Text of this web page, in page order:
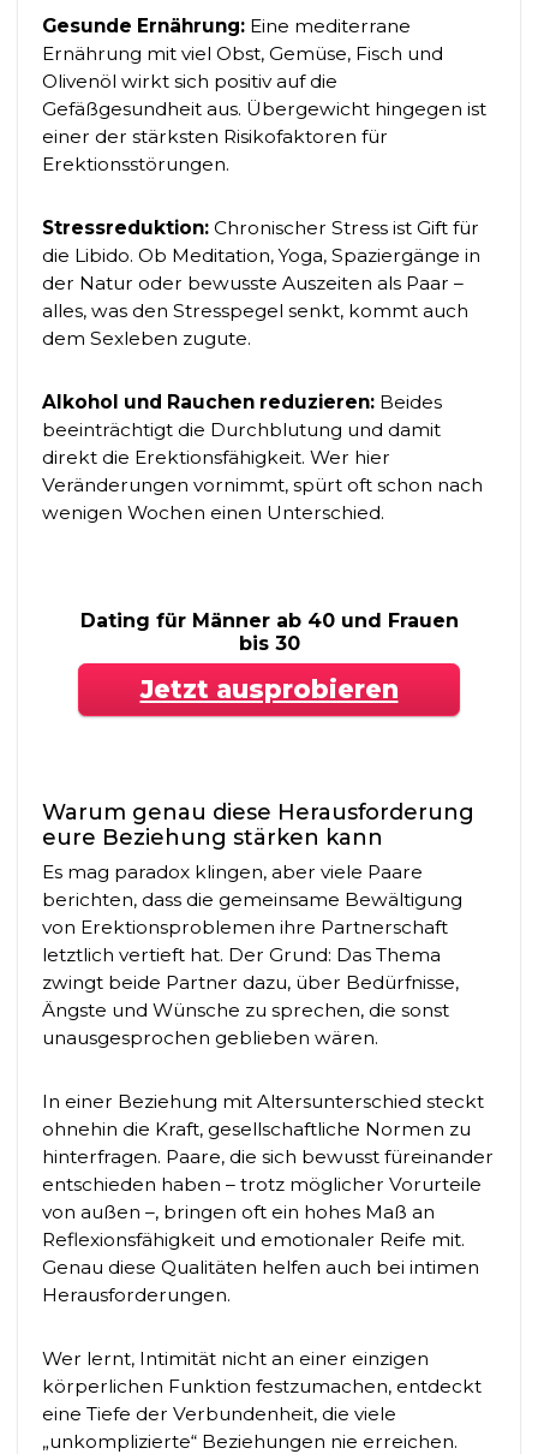
Gesunde Ernährung: Eine mediterrane
Ernährung mit viel Obst, Gemüse, Fisch und
Olivenöl wirkt sich positiv auf die
Gefäßgesundheit aus. Übergewicht hingegen ist
einer der stärksten Risikofaktoren für
Erektionsstörungen.
Stressreduktion: Chronischer Stress ist Gift für
die Libido. Ob Meditation, Yoga, Spaziergänge in
der Natur oder bewusste Auszeiten als Paar –
alles, was den Stresspegel senkt, kommt auch
dem Sexleben zugute.
Alkohol und Rauchen reduzieren: Beides
beeinträchtigt die Durchblutung und damit
direkt die Erektionsfähigkeit. Wer hier
Veränderungen vornimmt, spürt oft schon nach
wenigen Wochen einen Unterschied.
Dating für Männer ab 40 und Frauen
bis 30
Jetzt ausprobieren
Warum genau diese Herausforderung
eure Beziehung stärken kann
Es mag paradox klingen, aber viele Paare
berichten, dass die gemeinsame Bewältigung
von Erektionsproblemen ihre Partnerschaft
letztlich vertieft hat. Der Grund: Das Thema
zwingt beide Partner dazu, über Bedürfnisse,
Ängste und Wünsche zu sprechen, die sonst
unausgesprochen geblieben wären.
In einer Beziehung mit Altersunterschied steckt
ohnehin die Kraft, gesellschaftliche Normen zu
hinterfragen. Paare, die sich bewusst füreinander
entschieden haben – trotz möglicher Vorurteile
von außen –, bringen oft ein hohes Maß an
Reflexionsfähigkeit und emotionaler Reife mit.
Genau diese Qualitäten helfen auch bei intimen
Herausforderungen.
Wer lernt, Intimität nicht an einer einzigen
körperlichen Funktion festzumachen, entdeckt
eine Tiefe der Verbundenheit, die viele
„unkomplizierte“ Beziehungen nie erreichen.